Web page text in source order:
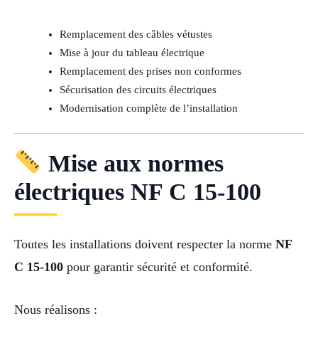
Remplacement des câbles vétustes
Mise à jour du tableau électrique
Remplacement des prises non conformes
Sécurisation des circuits électriques
Modernisation complète de l’installation
Mise aux normes
électriques NF C 15-100
Toutes les installations doivent respecter la norme NF
C 15-100 pour garantir sécurité et conformité.
Nous réalisons :